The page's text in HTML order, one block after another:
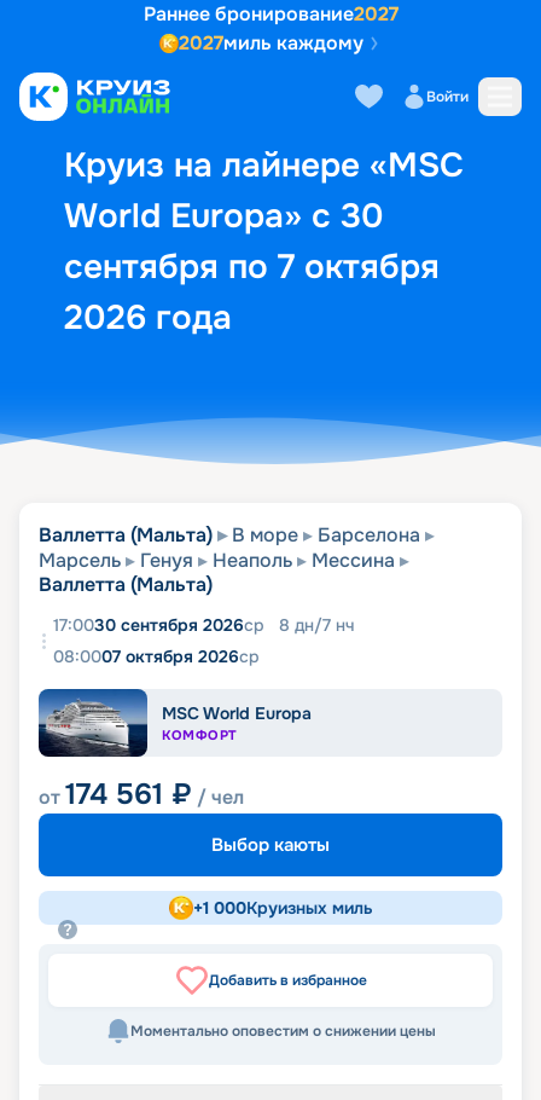
Раннее бронирование2027
2027миль каждому
Войти
Круиз на лайнере «MSC
World Europa» с 30
сентября по 7 октября
2026 года
Выбор кают Маршрут и
Валлетта (Мальта) В море
Барселона
Марсель
Генуя Неаполь
Мессина
Валлетта (Мальта)
17:0030 сентября 2026ср 8 дн/7 нч
08:0007 октября 2026ср
MSC World Europa
КОМФОРТ
от174 561 ₽ / чел
Выбор каюты
+1 000Круизных миль
Добавить в избранное
Моментально оповестим о снижении цены